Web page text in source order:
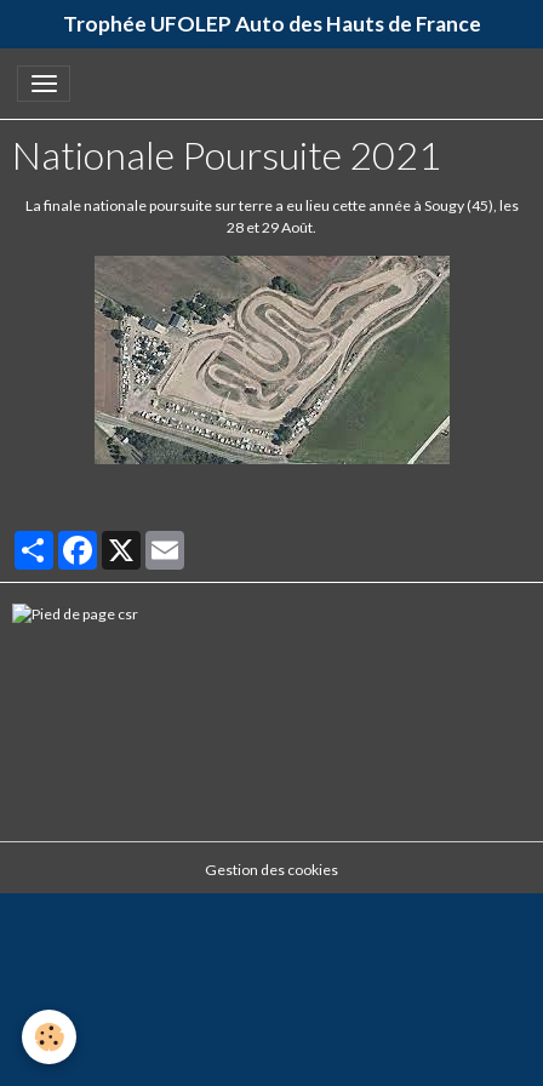
Trophée UFOLEP Auto des Hauts de France
Nationale Poursuite 2021
La finale nationale poursuite sur terre a eu lieu cette année à Sougy (45), les
28 et 29 Août.
PartagerFacebook
Gestion des cookies